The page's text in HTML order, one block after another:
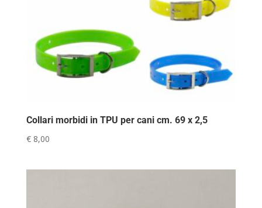
Collari morbidi in TPU per cani cm. 69 x 2,5
€8,00